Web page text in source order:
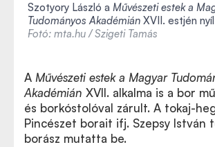
Szotyory László a Művészeti estek a
Tudományos Akadémián XVII. estjén
Fotó: mta.hu / Szigeti Tamás
A Művészeti estek a Magyar
Akadémián XVII. alkalma is a bor
és borkóstolóval zárult. A tokaj-
Pincészet borait ifj. Szepsy István
borász mutatta be.